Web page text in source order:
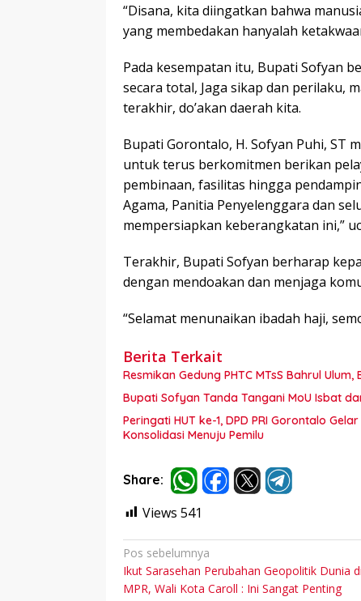
“Disana, kita diingatkan bahwa
yang membedakan hanyalah
Pada kesempatan itu, Bupati Sofyan
secara total, Jaga sikap dan perilaku,
terakhir, do’akan daerah kita.
Bupati Gorontalo, H. Sofyan Puhi, ST
untuk terus berkomitmen berikan
pembinaan, fasilitas hingga
Agama, Panitia Penyelenggara dan
mempersiapkan keberangkatan ini,”
Terakhir, Bupati Sofyan berharap
dengan mendoakan dan menjaga
“Selamat menunaikan ibadah haji,
Berita Terkait
Resmikan Gedung PHTC MTsS Bahrul
Bupati Sofyan Tanda Tangani MoU Isbat
Peringati HUT ke-1, DPD PRI Gorontalo
Konsolidasi Menuju Pemilu
Share:
Views 541
Navigasi
pos
Pos sebelumnya
Ikut Sarasehan Perubahan Geopolitik Dunia di
MPR, Wali Kota Caroll : Ini Sangat Penting